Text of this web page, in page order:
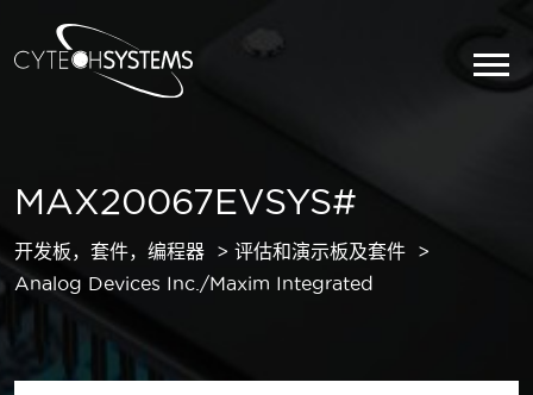
MAX20067EVSYS#
开发板，套件，编程器
评估和演示板及套件
Analog Devices Inc./Maxim Integrated